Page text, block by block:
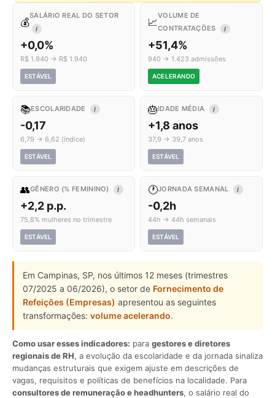
💰
SALÁRIO REAL DO SETOR
I
+0,0%
R$ 1.940 → R$ 1.940
ESTÁVEL
📈
VOLUME DE
CONTRATAÇÕES
I
+51,4%
940 → 1.423 admissões
ACELERANDO
📚ESCOLARIDADE I
-0,17
6,79 → 6,62 (índice)
ESTÁVEL
🎂IDADE MÉDIA I
+1,8 anos
37,9 → 39,7 anos
ESTÁVEL
👥GÊNERO (% FEMININO) I
+2,2 p.p.
75,8% mulheres no trimestre
ESTÁVEL
🕐JORNADA SEMANAL I
-0,2h
44h → 44h semanais
ESTÁVEL
Em Campinas, SP, nos últimos 12 meses (trimestres
07/2025 a 06/2026), o setor de Fornecimento de
Refeições (Empresas) apresentou as seguintes
transformações: volume acelerando.
Como usar esses indicadores: para gestores e diretores
regionais de RH, a evolução da escolaridade e da jornada sinaliza
mudanças estruturais que exigem ajuste em descrições de
vagas, requisitos e políticas de benefícios na localidade. Para
consultores de remuneração e headhunters, o salário real do